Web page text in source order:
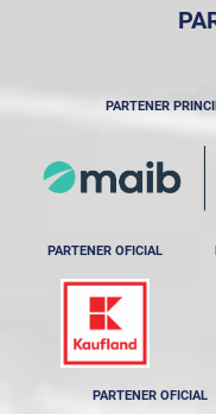
PARTENER
PARTENER OFICIAL
PARTENER OFICIAL